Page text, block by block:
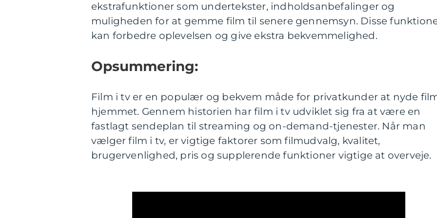
ekstrafunktioner som undertekster, indholdsanbefalinger og
muligheden for at gemme film til senere gennemsyn. Disse
kan forbedre oplevelsen og give ekstra bekvemmelighed.
Opsummering:
Film i tv er en populær og bekvem måde for privatkunder at nyde
hjemmet. Gennem historien har film i tv udviklet sig fra at være en
fastlagt sendeplan til streaming og on-demand-tjenester. Når man
vælger film i tv, er vigtige faktorer som filmudvalg, kvalitet,
brugervenlighed, pris og supplerende funktioner vigtige at overveje.